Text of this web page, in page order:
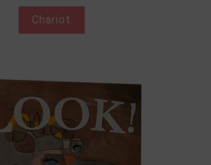
Chariot